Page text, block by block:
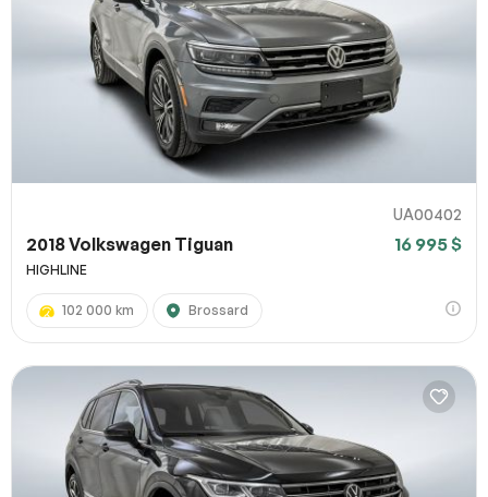
UA00402
2018 Volkswagen Tiguan 16 995 $
HIGHLINE
102 000 km Brossard